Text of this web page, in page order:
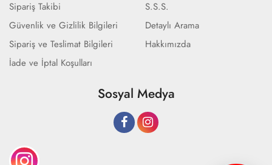
Sipariş Takibi
Güvenlik ve Gizlilik Bilgileri
Sipariş ve Teslimat Bilgileri
İade ve İptal Koşulları
S.S.S.
Detaylı Arama
Hakkımızda
Sosyal Medya